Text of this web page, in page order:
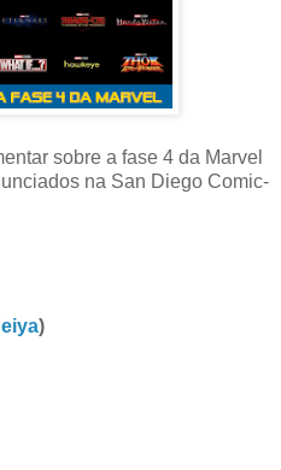
sobre a fase 4 da Marvel
na San Diego Comic-
)